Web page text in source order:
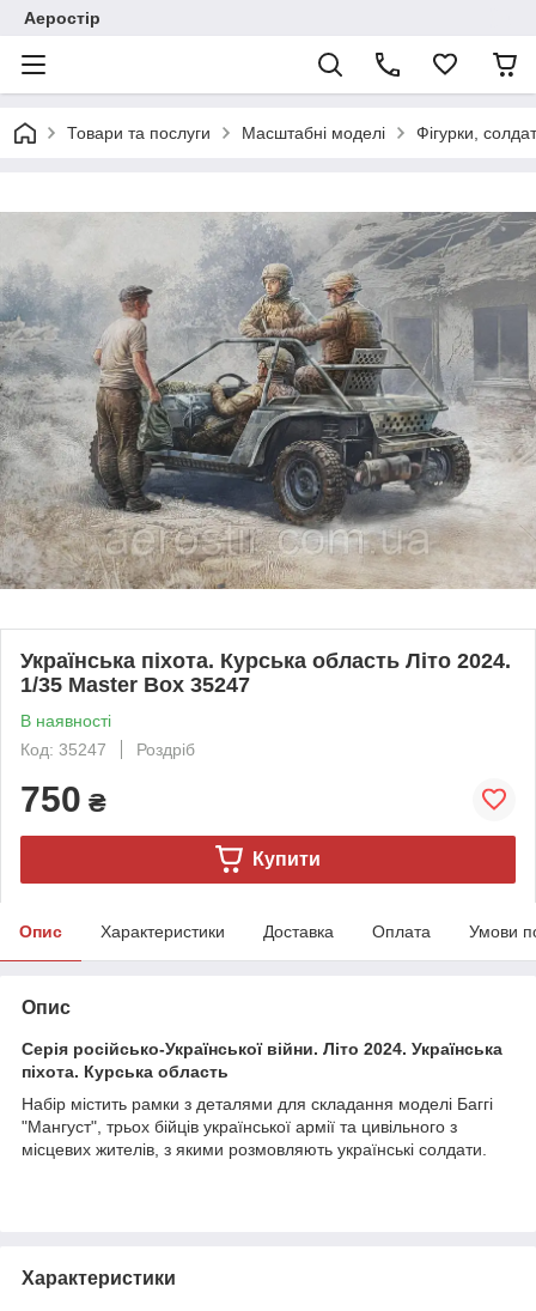
Аеростір
Товари та послуги Масштабні моделі Фігурки,
Українська піхота. Курська область Літо 2024.
1/35 Master Box 35247
В наявності
Код: 35247
Роздріб
750 ₴
Купити
Опис Характеристики Доставка Оплата Умови
Опис
Серія російсько-Української війни. Літо 2024. Українська
піхота. Курська область
Набір містить рамки з деталями для складання моделі Баггі
"Мангуст", трьох бійців української армії та цивільного з
місцевих жителів, з якими розмовляють українські солдати.
Характеристики